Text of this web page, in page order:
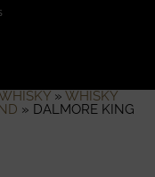
» WHISKY
» DALMORE KING